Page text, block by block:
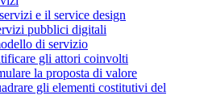
e il service design
pubblici digitali
di servizio
gli attori coinvolti
la proposta di valore
gli elementi costitutivi del